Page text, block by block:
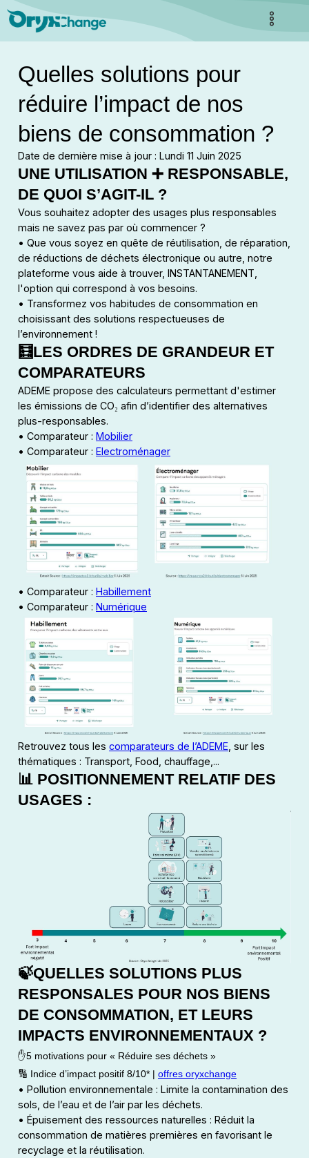
Quelles solutions pour
réduire l’impact de nos
biens de consommation ?
Date de dernière mise à jour : Lundi 11 Juin 2025
UNE UTILISATION ➕ RESPONSABLE,
DE QUOI S’AGIT-IL ?
Vous souhaitez adopter des usages plus responsables
mais ne savez pas par où commencer ?
• Que vous soyez en quête de réutilisation, de réparation,
de réductions de déchets électronique ou autre, notre
plateforme vous aide à trouver, INSTANTANEMENT,
l'option qui correspond à vos besoins.
• Transformez vos habitudes de consommation en
choisissant des solutions respectueuses de
l’environnement !
🧮LES ORDRES DE GRANDEUR ET
COMPARATEURS
ADEME propose des calculateurs permettant d'estimer
les émissions de CO₂ afin d’identifier des alternatives
plus-responsables.
• Comparateur : Mobilier
• Comparateur : Electroménager
• Comparateur : Habillement
• Comparateur : Numérique
Retrouvez tous les comparateurs de l’ADEME , sur les
thématiques : Transport, Food, chauffage,...
📊 POSITIONNEMENT RELATIF DES
USAGES :
🍃QUELLES SOLUTIONS PLUS
RESPONSALES POUR NOS BIENS
DE CONSOMMATION, ET LEURS
IMPACTS ENVIRONNEMENTAUX ?
✋5 motivations pour « Réduire ses déchets »
🔢 Indice d’impact positif 8/10* | offres oryxchange
• Pollution environnementale : Limite la contamination des
sols, de l’eau et de l’air par les déchets.
• Épuisement des ressources naturelles : Réduit la
consommation de matières premières en favorisant le
recyclage et la réutilisation.